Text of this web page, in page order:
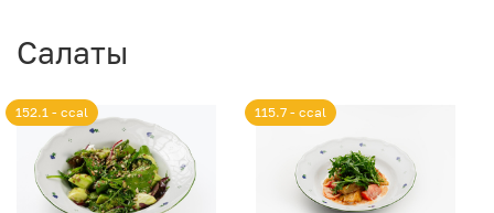
Салаты
152.1 - ccal 115.7 - ccal